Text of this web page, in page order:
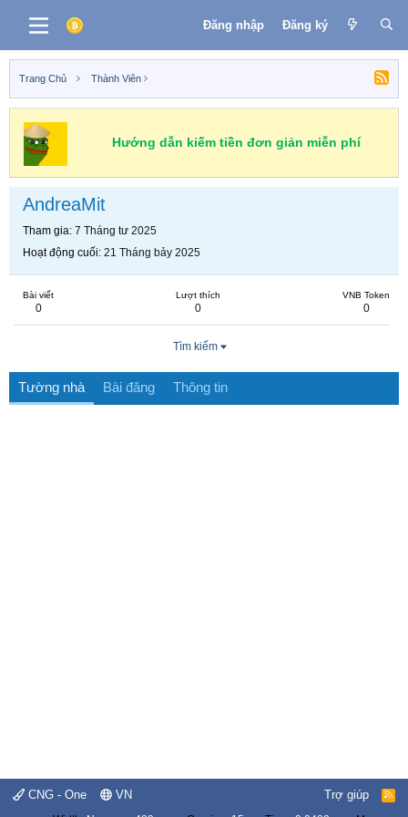
Đăng nhập Đăng ký
Trang Chủ Thành Viên
Hướng dẫn kiếm tiền đơn giản miễn phí
AndreaMit
Tham gia 7 Tháng tư 2025
Hoạt động cuối 21 Tháng bảy 2025
Bài viết
0
Lượt thích
0
VNB Token
0
Tìm kiếm
Tường nhà Bài đăng Thông tin
CNG - One VN Trợ giúp
R